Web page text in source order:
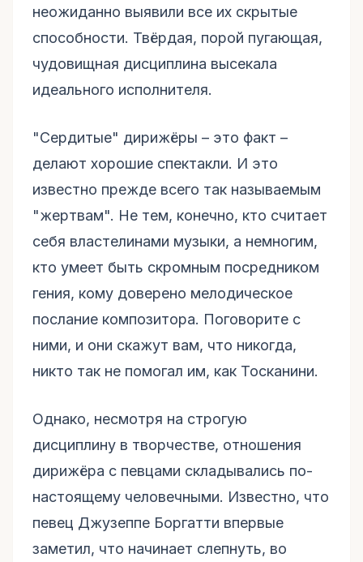
неожиданно выявили все их скрытые
способности. Твёрдая, порой пугающая,
чудовищная дисциплина высекала
идеального исполнителя.
"Сердитые" дирижёры – это факт –
делают хорошие спектакли. И это
известно прежде всего так называемым
"жертвам". Не тем, конечно, кто считает
себя властелинами музыки, а немногим,
кто умеет быть скромным посредником
гения, кому доверено мелодическое
послание композитора. Поговорите с
ними, и они скажут вам, что никогда,
никто так не помогал им, как Тосканини.
Однако, несмотря на строгую
дисциплину в творчестве, отношения
дирижёра с певцами складывались по-
настоящему человечными. Известно, что
певец Джузеппе Боргатти впервые
заметил, что начинает слепнуть, во